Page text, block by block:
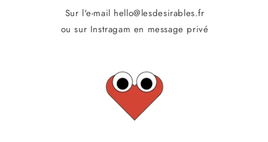
Sur l'e-mail hello@lesdesirables.fr
ou sur Instragam en message privé